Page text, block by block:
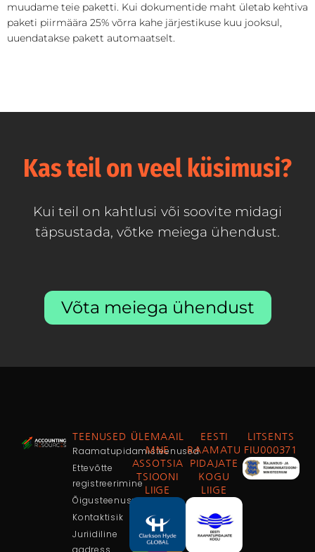
muudame teie paketti. Kui dokumentide maht ületab kehtiva
paketi piirmäära 25% võrra kahe järjestikuse kuu jooksul,
uuendatakse pakett automaatselt.
Kas teil on veel küsimusi?
Kui teil on kahtlusi või soovite midagi
täpsustada, võtke meiega ühendust.
Võta meiega ühendust
TEENUSED
Raamatupidamisteenused
Ettevõtte
registreerimine
Õigusteenused
Kontaktisik
Juriidiline
aadress
ÜLEMAAIL
MNE
ASSOTSIA
TSIOONI
LIIGE
EESTI
RAAMATU
PIDAJATE
KOGU
LIIGE
LITSENTS
FIU000371